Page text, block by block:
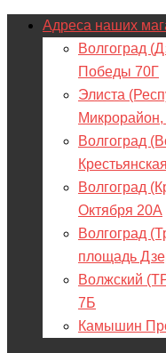
Адреса наших
Волгоград
Победы 70Г
Элиста
Волгоград
Волгоград
Октября 20А
Волгоград
площадь
Волжский
7Б
Камышин